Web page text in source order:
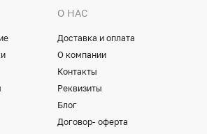
О НАС
Доставка и оплата
О компании
Контакты
Реквизиты
Блог
Договор- оферта